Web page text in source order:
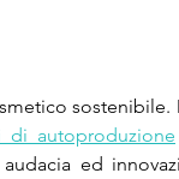
sostenibile.
di autoproduzione
ed